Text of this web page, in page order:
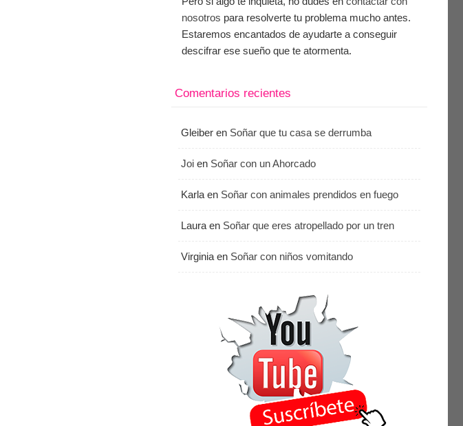
nosotros para resolverte tu problema mucho antes.
Estaremos encantados de ayudarte a conseguir
descifrar ese sueño que te atormenta.
Comentarios recientes
Gleiber en Soñar que tu casa se derrumba
Joi en Soñar con un Ahorcado
Karla en Soñar con animales prendidos en fuego
Laura en Soñar que eres atropellado por un tren
Virginia en Soñar con niños vomitando